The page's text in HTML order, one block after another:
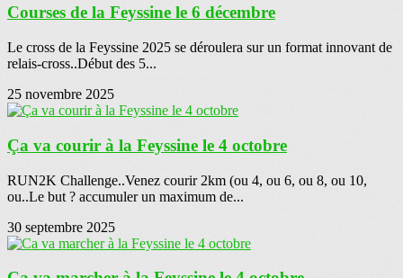
Courses de la Feyssine le 6 décembre
Le cross de la Feyssine 2025 se déroulera sur un format innovant de
relais-cross..Début des 5...
25 novembre 2025
Ça va courir à la Feyssine le 4 octobre
RUN2K Challenge..Venez courir 2km (ou 4, ou 6, ou 8, ou 10,
ou..Le but ? accumuler un maximum de...
30 septembre 2025